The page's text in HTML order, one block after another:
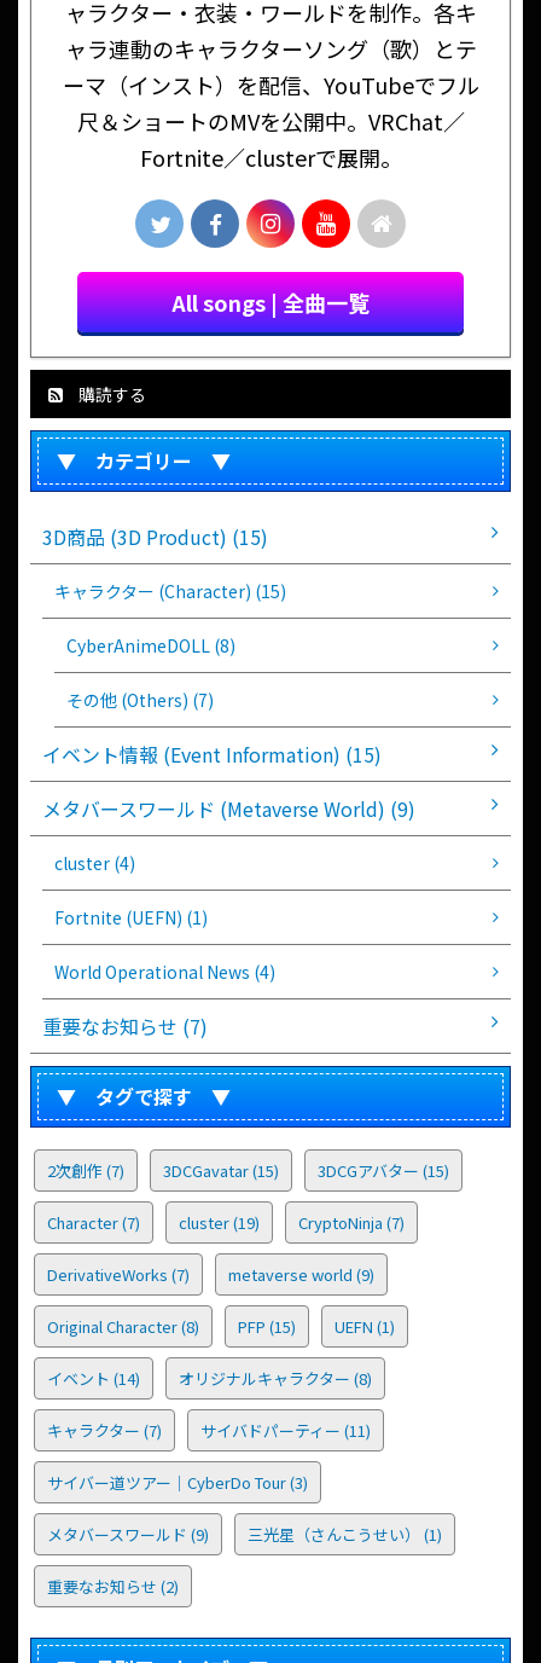
ャラクター・衣装・ワールドを制作。各キ
ャラ連動のキャラクターソング（歌）とテ
ーマ（インスト）を配信、YouTubeでフル
尺＆ショートのMVを公開中。VRChat／
Fortnite／clusterで展開。
All songs | 全曲一覧
購読する
▼ カテゴリー ▼
3D商品 (3D Product) (15)
キャラクター (Character) (15)
CyberAnimeDOLL (8)
その他 (Others) (7)
イベント情報 (Event Information) (15)
メタバースワールド (Metaverse World) (9)
cluster (4)
Fortnite (UEFN) (1)
World Operational News (4)
重要なお知らせ (7)
▼ タグで探す ▼
2次創作 (7) 3DCGavatar(15) 3DCGアバター (15)
Character(7) cluster(19) CryptoNinja (7)
DerivativeWorks (7) metaverse world (9)
Original Character(8) PFP (15) UEFN (1)
イベント (14) オリジナルキャラクター (8)
キャラクター (7) サイバドパーティー (11)
サイバー道ツアー｜CyberDo Tour(3)
メタバースワールド (9) 三光星（さんこうせい） (1)
重要なお知らせ (2)